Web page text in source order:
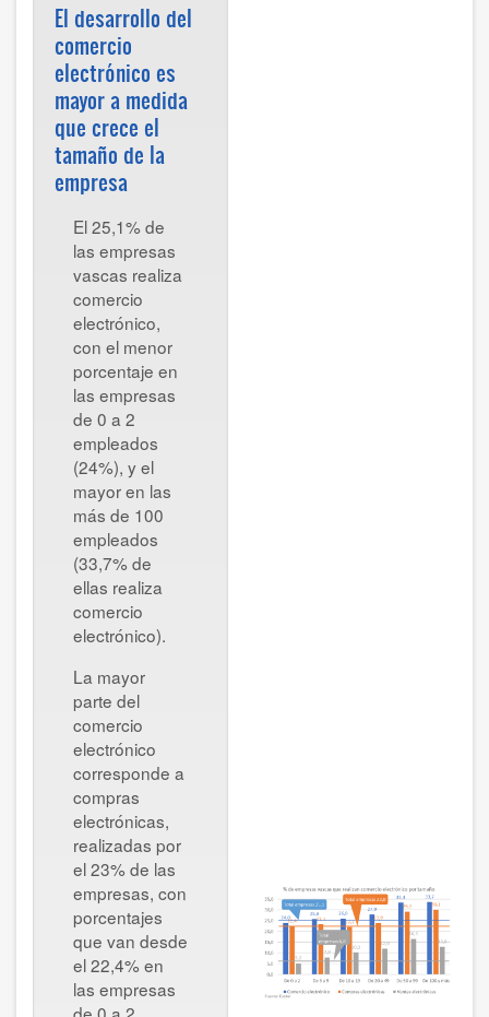
El desarrollo del
comercio
electrónico es
mayor a medida
que crece el
tamaño de la
empresa
El 25,1% de
las empresas
vascas realiza
comercio
electrónico,
con el menor
porcentaje en
las empresas
de 0 a 2
empleados
(24%), y el
mayor en las
más de 100
empleados
(33,7% de
ellas realiza
comercio
electrónico).
La mayor
parte del
comercio
electrónico
corresponde a
compras
electrónicas,
realizadas por
el 23% de las
empresas, con
porcentajes
que van desde
el 22,4% en
las empresas